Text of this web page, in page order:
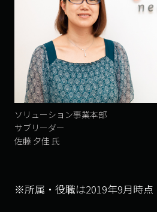
ソリューション事業本部
サブリーダー
佐藤 夕佳 氏
※所属・役職は2019年9月時点